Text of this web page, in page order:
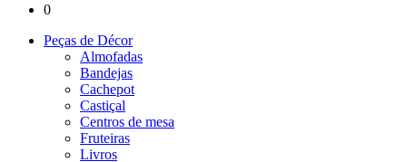
0
Peças de Décor
Almofadas
Bandejas
Cachepot
Castiçal
Centros de mesa
Fruteiras
Livros